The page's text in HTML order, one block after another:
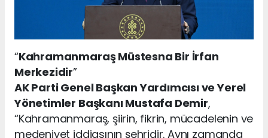
“Kahramanmaraş Müstesna Bir İrfan
Merkezidir”
AK Parti Genel Başkan Yardımcısı ve Yerel
Yönetimler Başkanı Mustafa Demir,
“Kahramanmaraş, şiirin, fikrin, mücadelenin ve
medeniyet iddiasının şehridir. Aynı zamanda